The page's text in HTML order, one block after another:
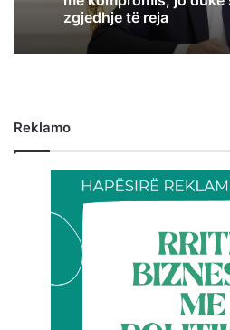
zgjedhje të reja
Reklamo